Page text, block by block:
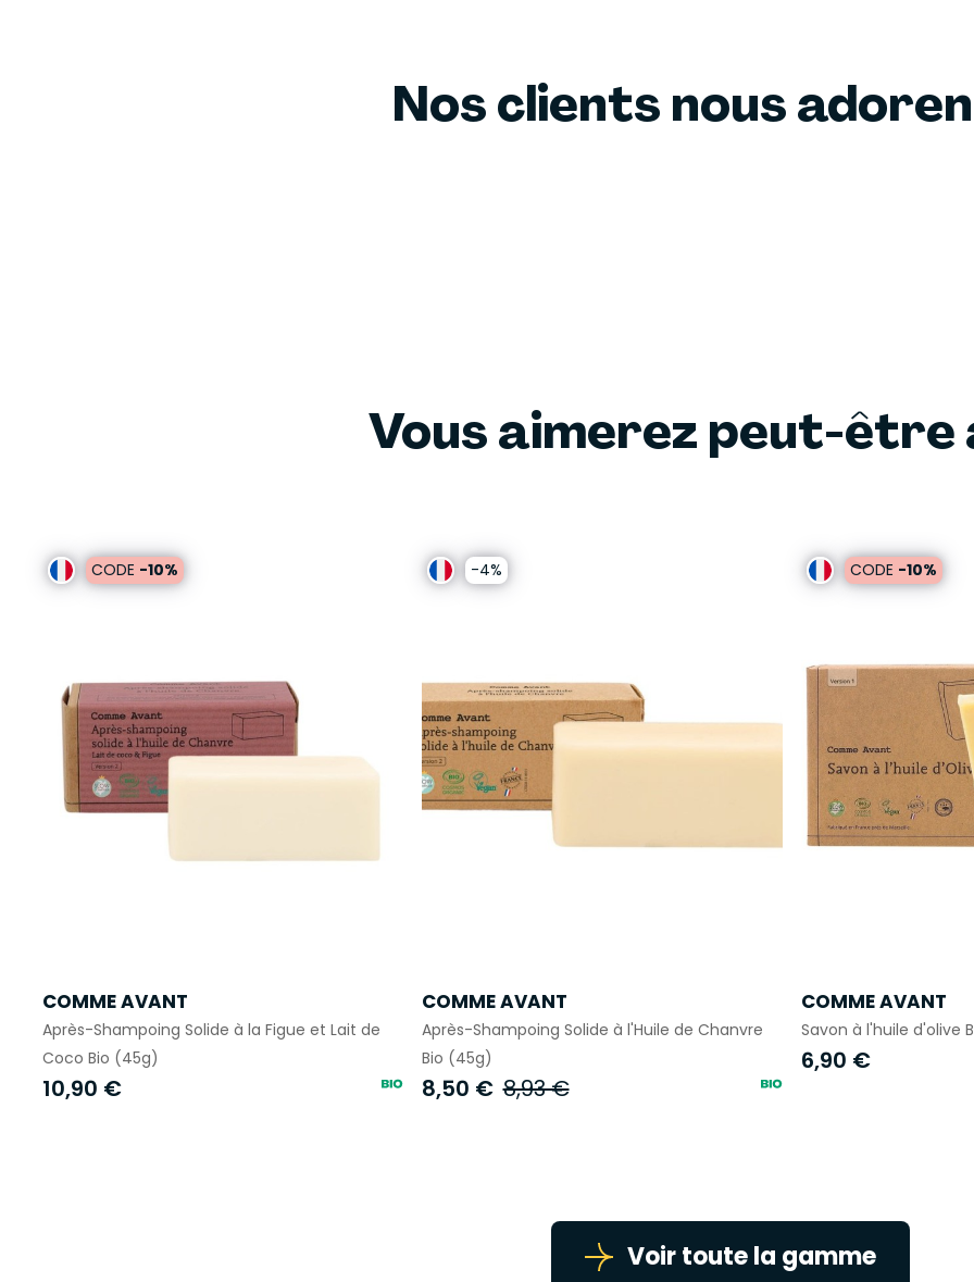
Nos clients nous
Vous aimerez peut-être
CODE -10%
COMME AVANT
Après-Shampoing Solide à la Figue et Lait de
Coco Bio (45g)
10,90 €
-4%
COMME AVANT
Après-Shampoing Solide à l'Huile de Chanvre
Bio (45g)
8,50 € 8,93 €
CODE -10%
COMME AVANT
Savon à l'huile d'olive
6,90 €
Voir toute la gamme